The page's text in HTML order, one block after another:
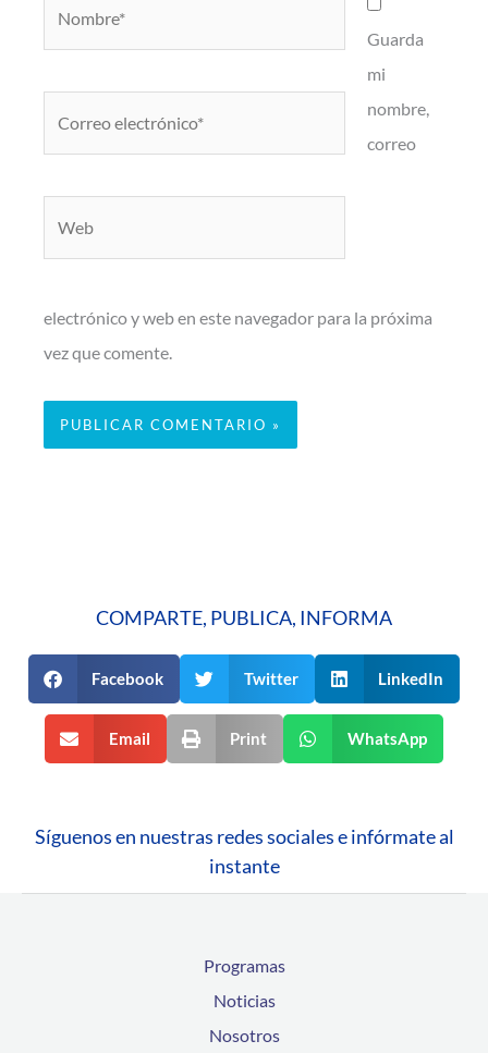
Guarda
mi
nombre,
correo
electrónico y web en este navegador para la próxima
vez que comente.
COMPARTE, PUBLICA, INFORMA
Facebook Twitter LinkedIn
Email Print WhatsApp
Síguenos en nuestras redes sociales e infórmate al
instante
Programas
Noticias
Nosotros